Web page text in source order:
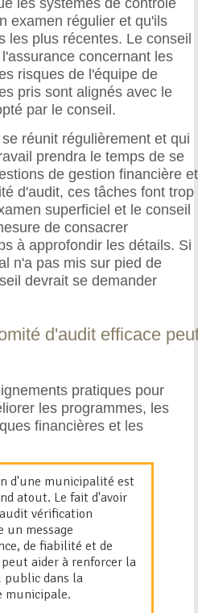
examen régulier et qu'ils
les plus récentes. Le conseil
concernant les
risques de l'équipe de
pris sont alignés avec le
par le conseil.
réunit régulièrement et qui
prendra le temps de se
de gestion financière et
d'audit, ces tâches font trop
superficiel et le conseil
de consacrer
à approfondir les détails. Si
n'a pas mis sur pied de
devrait se demander
d'audit efficace
pratiques pour
les programmes, les
financières et les
d'une municipalité est
atout. Le fait d'avoir
vérification
un message
de fiabilité et de
aider à renforcer la
public dans la
municipale.